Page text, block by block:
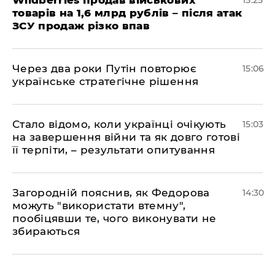
товарів на 1,6 млрд рублів – після атак
ЗСУ продаж різко впав
Через два роки Путін повторює
українське стратегічне рішення
15:06
Стало відомо, коли українці очікують
на завершення війни та як довго готові
її терпіти, – результати опитування
15:03
Загородній пояснив, як Федорова
можуть "використати втемну",
пообіцявши те, чого виконувати не
збираються
14:30